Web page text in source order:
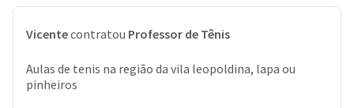
Vicentecontratou Professor de Tênis
Aulas de tenis na região da vila leopoldina, lapa ou
pinheiros